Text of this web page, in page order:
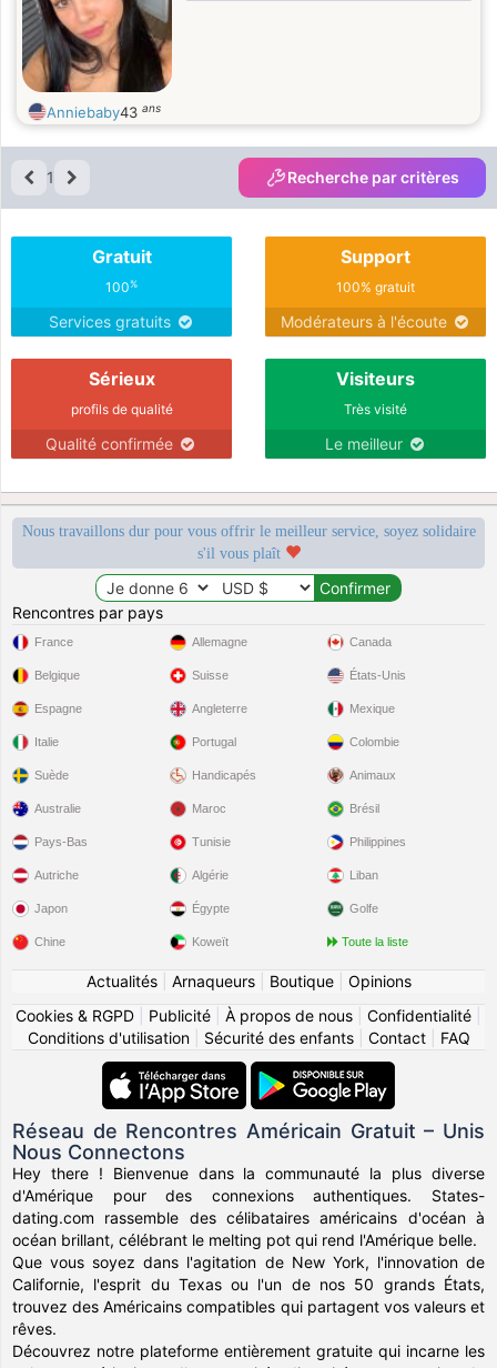
Anniebaby43 ans
1 Recherche par critères
Gratuit
100%
Services gratuits
Support
100% gratuit
Modérateurs à l'écoute
Sérieux
profils de qualité
Qualité confirmée
Visiteurs
Très visité
Le meilleur
Nous travaillons dur pour vous offrir le meilleur service, soyez solidaire
s'il vous plaît
Rencontres par pays
France
Belgique
Espagne
Italie
Suède
Allemagne
Suisse
Angleterre
Portugal
Handicapés
Canada
États-Unis
Mexique
Colombie
Animaux
Australie
Pays-Bas
Autriche
Japon
Chine
Maroc
Tunisie
Algérie
Égypte
Koweït
Brésil
Philippines
Liban
Golfe
Toute la liste
Actualités| Arnaqueurs| Boutique| Opinions
Cookies & RGPD
Publicité À propos de nous Confidentialité
Conditions d'utilisation| Sécurité des enfants| Contact| FAQ
Réseau de Rencontres Américain Gratuit – Unis
Nous Connectons
Hey there ! Bienvenue dans la communauté la plus diverse
d'Amérique pour des connexions authentiques. States-
dating.com rassemble des célibataires américains d'océan à
océan brillant, célébrant le melting pot qui rend l'Amérique belle.
Que vous soyez dans l'agitation de New York, l'innovation de
Californie, l'esprit du Texas ou l'un de nos 50 grands États,
trouvez des Américains compatibles qui partagent vos valeurs et
rêves.
Découvrez notre plateforme entièrement gratuite qui incarne les